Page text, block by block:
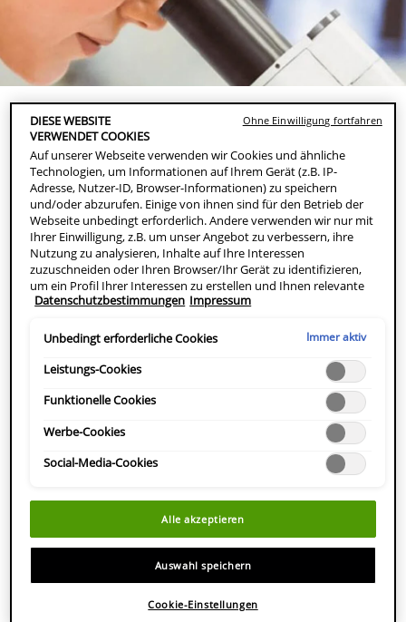
WAS DU HIER ERFÄHRST
Tierversuche in der Kosmetik sind hochumstritten.
Einerseits müssen kosmetische Produkte vor dem
Markteintritt ausreichend getestet und für den
Menschen als sicher, wirksam und nebenwirkungsarm
eingestuft werden. Andererseits sollen dabei keine
Tiere in Tierversuchen leiden oder zu Schaden
kommen. Aus diesem Grund werden bei L’Oréal und
allen dazugehörenden Marken wie CeraVe seit mehr als
40 Jahren sämtliche Tests nur noch an einer
der Episkin. Damit können Kosmetika zuverlässig, aber
ohne Tierversuche getestet werden.
Für eine Welt ohne Tierversuche
Episkin – die Alternative zu Tierversuchen
Episkin statt Tierversuche
L’Oréal testet keine Produkte und keine Inhaltsstoffe
Wir verbessern unsere Standards stetig
DIESE WEBSITE
VERWENDET COOKIES
Auf unserer Webseite verwenden wir Cookies und ähnliche
Technologien, um Informationen auf Ihrem Gerät (z.B. IP-
Adresse, Nutzer-ID, Browser-Informationen) zu speichern
und/oder abzurufen. Einige von ihnen sind für den Betrieb der
Webseite unbedingt erforderlich. Andere verwenden wir nur mit
Ihrer Einwilligung, z.B. um unser Angebot zu verbessern, ihre
Nutzung zu analysieren, Inhalte auf Ihre Interessen
zuzuschneiden oder Ihren Browser/Ihr Gerät zu identifizieren,
um ein Profil Ihrer Interessen zu erstellen und Ihnen relevante
Werbung auf anderen Onlineangeboten zu zeigen. Sie können
ablehnen ("Ohne Einwilligung fortfahren") oder die
("Auswahl speichern"). Zudem können Sie Ihre Einstellungen
(unter dem Link "Cookie-Einstellungen") jederzeit aufrufen und
nachträglich anpassen. Weitere Informationen enthalten unsere
Datenschutzbestimmungen Impressum
Unbedingt erforderliche Cookies Immer aktiv
Leistungs-Cookies
Funktionelle Cookies
Werbe-Cookies
Social-Media-Cookies
Alle akzeptieren
Auswahl speichern
Cookie-Einstellungen
Ohne Einwilligung fortfahren